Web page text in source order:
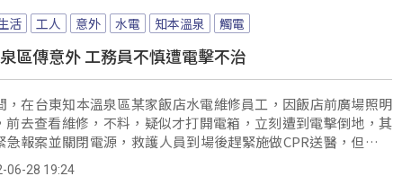
活 工人 意外 水電 知本溫泉 觸電
區傳意外 工務員不慎遭電擊不治
，在台東知本溫泉區某家飯店水電維修員工，因飯店前廣場照明
前去查看維修，不料，疑似才打開電箱，立刻遭到電擊倒地，其
急報案並關閉電源，救護人員到場後趕緊施做CPR送醫，但在醫
06-28 19:24